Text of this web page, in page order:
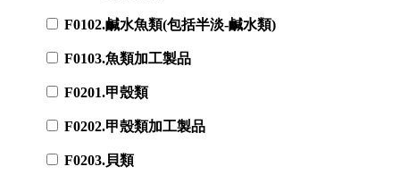
F0102.鹹水魚類(包括半淡-鹹水類)
F0103.魚類加工製品
F0201.甲殼類
F0202.甲殼類加工製品
F0203.貝類